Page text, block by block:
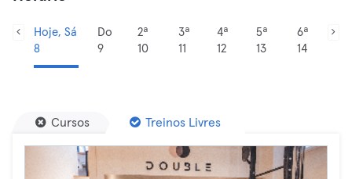
Hoje, Sá
8
Do
9
2ª
10
3ª
11
4ª
12
5ª
13
6ª
14
Cursos Treinos Livres